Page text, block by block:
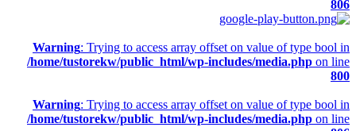
806
Warning: Trying to access array offset on value of type bool in
/home/tustorekw/public_html/wp-includes/media.php on line
800
Warning: Trying to access array offset on value of type bool in
/home/tustorekw/public_html/wp-includes/media.php on line